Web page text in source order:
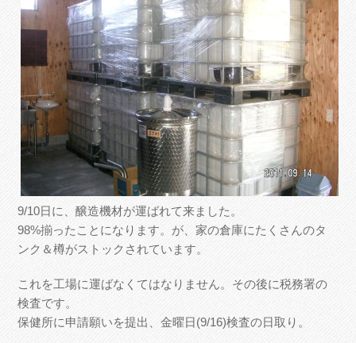
9/10日に、醸造機材が運ばれて来ました。
98%揃ったことになります。が、家の倉庫にたくさんのタ
ンク＆樽がストックされています。
これを工場に運ばなくてはなりません。その後に税務署の
検査です。
保健所に申請願いを提出、金曜日(9/16)検査の日取り。